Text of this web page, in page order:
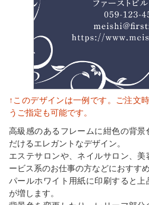
↑このデザインは一例です。ご注文
うご指定も可能です。
高級感のあるフレームに紺色の背
だけるエレガントなデザイン。
エステサロンや、ネイルサロン、
ービス系のお仕事の方などにおすすめ
パールホワイト用紙に印刷すると上
が増します。